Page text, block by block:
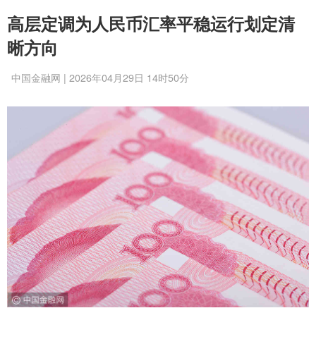
高层定调为人民币汇率平稳运行划定清
晰方向
中国金融网 | 2026年04月29日 14时50分